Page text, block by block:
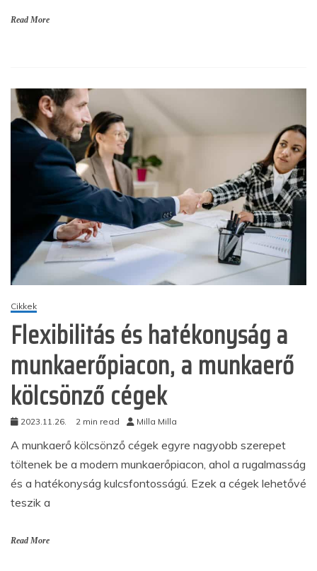
Read More
Cikkek
Flexibilitás és hatékonyság a
munkaerőpiacon, a munkaerő
kölcsönző cégek
2023.11.26. 2 min read Milla Milla
A munkaerő kölcsönző cégek egyre nagyobb szerepet
töltenek be a modern munkaerőpiacon, ahol a rugalmasság
és a hatékonyság kulcsfontosságú. Ezek a cégek lehetővé
teszik a
Read More